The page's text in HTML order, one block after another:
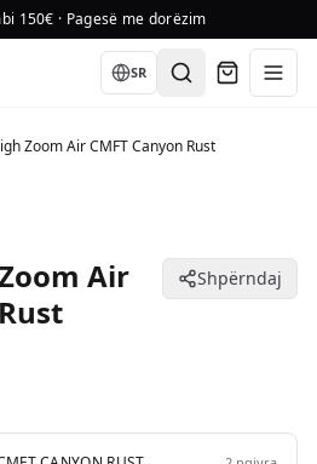
150€ · Pagesë me dorëzim
Language
SR
Zoom Air CMFT Canyon Rust
Air
Shpërndaj